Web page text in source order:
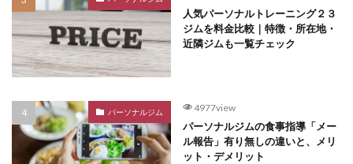
人気パーソナルトレーニング２３
ジムを料金比較｜特徴・所在地・
近隣ジムも一覧チェック
パーソナルジム 4977view
パーソナルジムの食事指導「メー
ル報告」有り無しの違いと、メリ
ット・デメリット